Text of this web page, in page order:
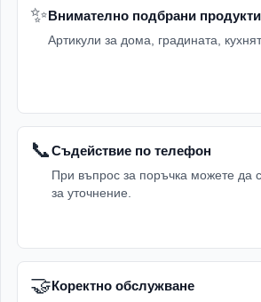
✨Внимателно подбрани продукти
Артикули за дома, градината,
📞Съдействие по телефон
При въпрос за поръчка можете да
за уточнение.
🤝Коректно обслужване